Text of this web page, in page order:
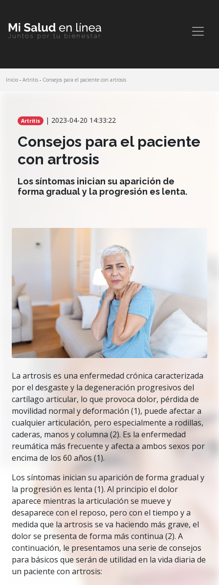
Comparte este artículo
Inicio - Artritis - Consejos para el paciente con artrosis
Artritis | 2023-04-20 14:33:22
Consejos para el paciente
con artrosis
Los síntomas inician su aparición de
forma gradual y la progresión es lenta.
La artrosis es una enfermedad crónica caracterizada
por el desgaste y la degeneración progresivos del
cartílago articular, lo que provoca dolor, pérdida de
movilidad normal y deformación (1), puede afectar a
cualquier articulación, pero especialmente a rodillas,
caderas, manos y columna (2). Es la enfermedad
reumática más frecuente y afecta a ambos sexos por
encima de los 60 años (1).
Los síntomas inician su aparición de forma gradual y
la progresión es lenta (1). Al principio el dolor
aparece mientras la articulación se mueve y
desaparece con el reposo, pero con el tiempo y a
medida que la artrosis se va haciendo más grave, el
dolor se presenta de forma más continua (2). A
continuación, le presentamos una serie de consejos
para básicos que serán de utilidad en la vida diaria de
un paciente con artrosis: